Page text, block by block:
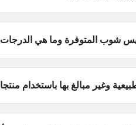
شوب المتوفرة وما هي الدرجات
وغير مبالغ بها باستخدام